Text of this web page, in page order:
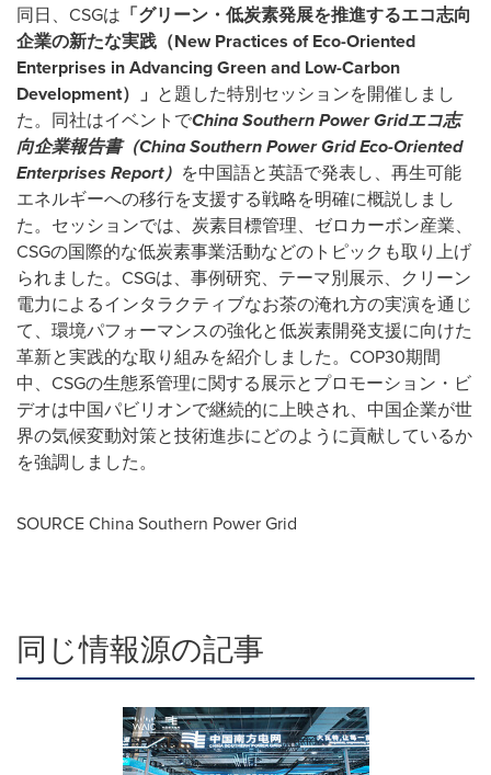
同日、 CSGは 「グリーン・低炭素発展を推進するエコ志向
企業の新たな実践（New Practices of Eco-Oriented
Enterprises in Advancing Green and Low-Carbon
Development）」 と題した特別セッションを開催しまし
た。同社はイベントでChina Southern Power Gridエコ志
向企業報告書（China Southern Power Grid Eco-Oriented
Enterprises Report） を中国語と英語で発表し、再生可能
エネルギーへの移行を支援する戦略を明確に概説しまし
た。セッションでは、炭素目標管理、ゼロカーボン産業、
CSGの国際的な低炭素事業活動などのトピックも取り上げ
られました。 CSGは、事例研究、テーマ別展示、クリーン
電力によるインタラクティブなお茶の淹れ方の実演を通じ
て、環境パフォーマンスの強化と低炭素開発支援に向けた
革新と実践的な取り組みを紹介しました。 COP30期間
中、 CSGの生態系管理に関する展示とプロモーション・ビ
デオは中国パビリオンで継続的に上映され、中国企業が世
界の気候変動対策と技術進歩にどのように貢献しているか
を強調しました。
SOURCE China Southern Power Grid
同じ情報源の記事